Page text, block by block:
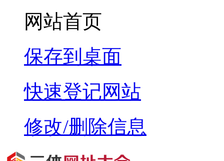
网站首页
保存到桌面
快速登记网站
修改/删除信息